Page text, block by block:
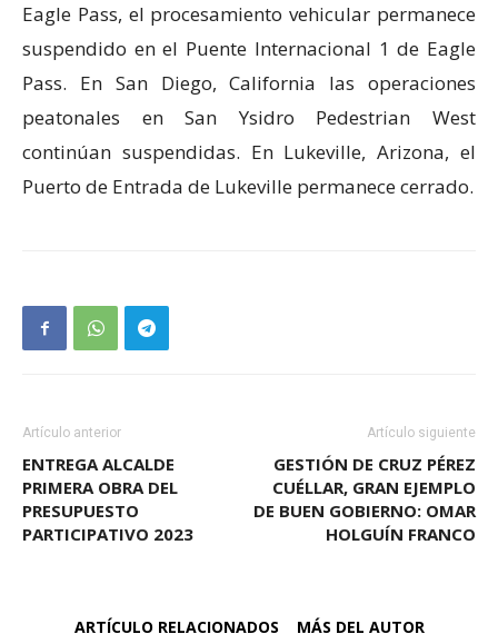
Eagle Pass, el procesamiento vehicular permanece
suspendido en el Puente Internacional 1 de Eagle
Pass. En San Diego, California las operaciones
peatonales en San Ysidro Pedestrian West
continúan suspendidas. En Lukeville, Arizona, el
Puerto de Entrada de Lukeville permanece cerrado.
Artículo anterior
ENTREGA ALCALDE
PRIMERA OBRA DEL
PRESUPUESTO
PARTICIPATIVO 2023
Artículo siguiente
GESTIÓN DE CRUZ PÉREZ
CUÉLLAR, GRAN EJEMPLO
DE BUEN GOBIERNO: OMAR
HOLGUÍN FRANCO
ARTÍCULO RELACIONADOS MÁS DEL AUTOR